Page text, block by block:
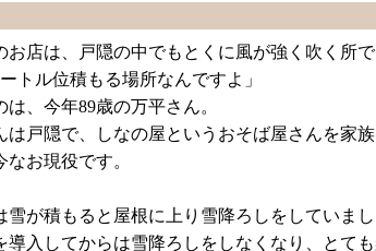
お店は、戸隠の中でもとくに風が強く吹く所
トル位積もる場所なんですよ」
は、今年89歳の万平さん。
は戸隠で、しなの屋というおそば屋さんを家
なお現役です。
雪が積もると屋根に上り雪降ろしをしていま
導入してからは雪降ろしをしなくなり、とても